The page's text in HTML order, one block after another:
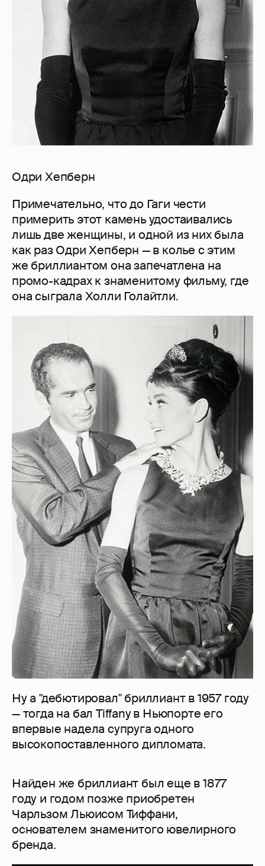
Одри Хепберн
Примечательно, что до Гаги чести
примерить этот камень удостаивались
лишь две женщины, и одной из них была
как раз Одри Хепберн — в колье с этим
же бриллиантом она запечатлена на
промо-кадрах к знаменитому фильму, где
она сыграла Холли Голайтли.
Ну а "дебютировал" бриллиант в 1957 году
— тогда на бал Tiffany в Ньюпорте его
впервые надела супруга одного
высокопоставленного дипломата.
Найден же бриллиант был еще в 1877
году и годом позже приобретен
Чарльзом Льюисом Тиффани,
основателем знаменитого ювелирного
бренда.